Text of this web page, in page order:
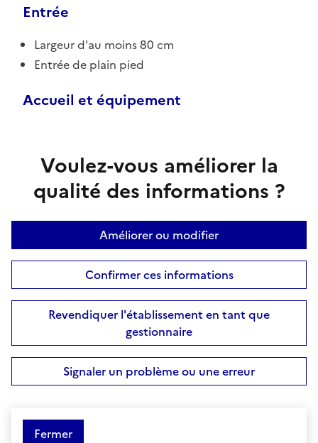
Entrée
Largeur d'au moins 80 cm
Entrée de plain pied
Accueil et équipement
Voulez-vous améliorer la
qualité des informations ?
Améliorer ou modifier
Confirmer ces informations
Revendiquer l'établissement en tant que
gestionnaire
Signaler un problème ou une erreur
Fermer